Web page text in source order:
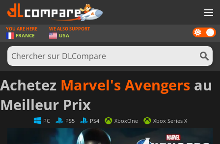
JEUX
CARTES PRÉPAYÉES
LOGICIELS
CONCOURS
MATÉRIEL
Dark
mode
YOU ARE HERE
FRANCE
WE ALSO SUPPORT
USA
Achetez Marvel's Avengers au
Meilleur Prix
PC PS5 PS4 XboxOne Xbox Series X